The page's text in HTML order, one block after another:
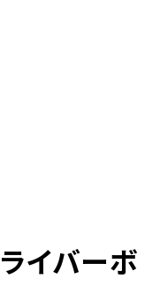
イバーボ